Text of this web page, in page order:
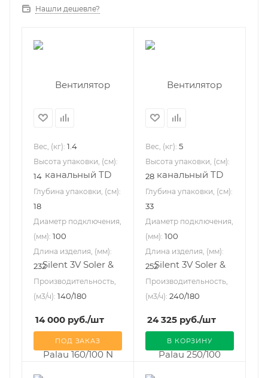
Нашли дешевле?
Вес, (кг): 1.4
Высота упаковки, (см):
14
Глубина упаковки, (см):
18
Диаметр подключения,
(мм): 100
Длина изделия, (мм):
232
Производительность,
(м3/ч): 140/180
14 000 руб./шт
ПОД ЗАКАЗ
Вес, (кг): 5
Высота упаковки, (см):
28
Глубина упаковки, (см):
33
Диаметр подключения,
(мм): 100
Длина изделия, (мм):
252
Производительность,
(м3/ч): 240/180
24 325 руб./шт
В КОРЗИНУ